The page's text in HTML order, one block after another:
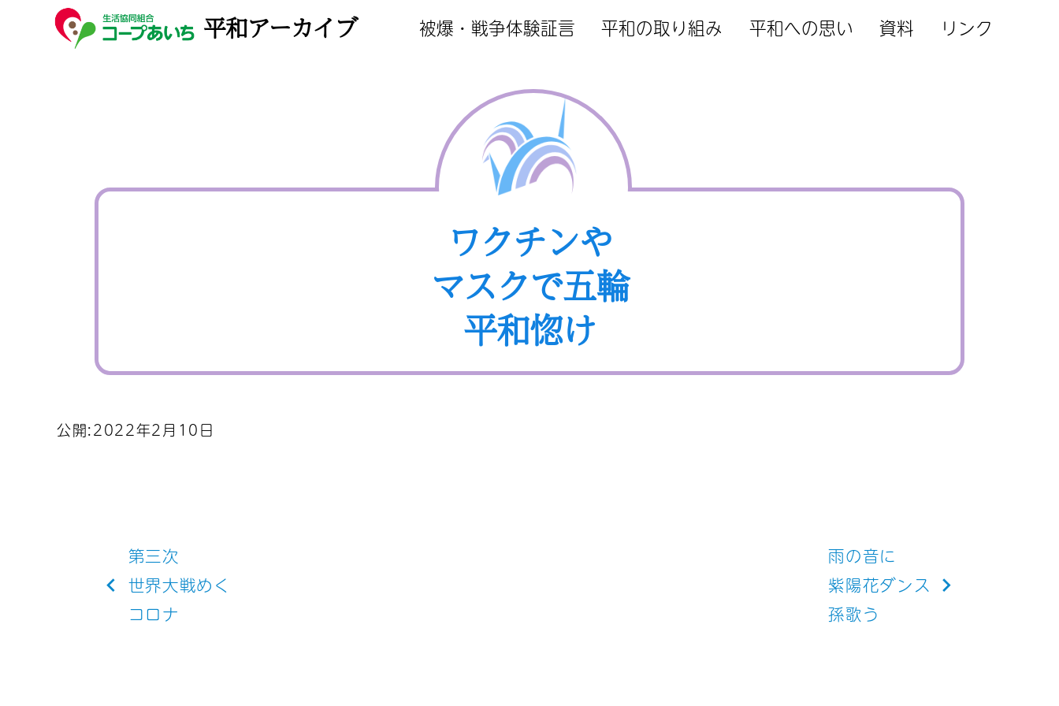
平和アーカイブ 被爆・戦争体験証言 平和の取り組み 平和への思い 資料 リンク
ワクチンや
マスクで五輪
平和惚け
公開:2022年2月10日
投
稿
第三次
世界大戦めく
コロナ
雨の音に
紫陽花ダンス
孫歌う